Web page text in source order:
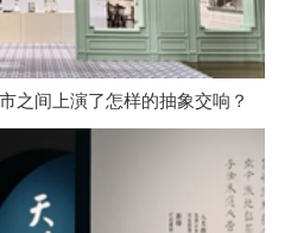
之间上演了怎样的抽象交响？